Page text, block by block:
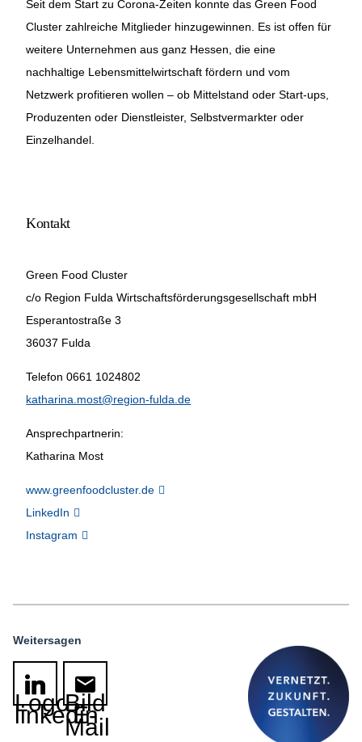
Seit dem Start zu Corona-Zeiten konnte das Green Food
Cluster zahlreiche Mitglieder hinzugewinnen. Es ist offen für
weitere Unternehmen aus ganz Hessen, die eine
nachhaltige Lebensmittelwirtschaft fördern und vom
Netzwerk profitieren wollen – ob Mittelstand oder Start-ups,
Produzenten oder Dienstleister, Selbstvermarkter oder
Einzelhandel.
Kontakt
Green Food Cluster
c/o Region Fulda Wirtschaftsförderungsgesellschaft mbH
Esperantostraße 3
36037 Fulda
Telefon 0661 1024802
katharina.most@region-fulda.de
Ansprechpartnerin:
Katharina Most
www.greenfoodcluster.de
LinkedIn
Instagram
Weitersagen
Logo
linkedin
Bild
E-
Mail